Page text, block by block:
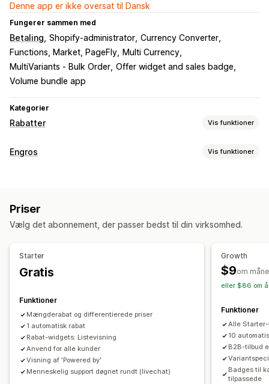
Denne app er ikke oversat til Dansk
Fungerer sammen med
Betaling Shopify-administrator Currency Converter
Functions, Market, PageFly
Multi Currency
MultiVariants ‑ Bulk Order Offer widget and sales badge
Volume bundle app
Kategorier
Rabatter Vis funktioner
Rabattyper
Masserabatter
Leveringspriser Rabatter i indkøbskurv
Tidsbegrænsede tilbud
Krydssalgsrabatter
Administration af rabatter
Masseredigering
Kampagner
Udløsere og regler
Kombinering af rabatter
Automatiseringer Målretning
Segmentering
Tagging
Analyser
Engros Vis funktioner
Differentieret prissætning
Login til engrossalg Kundetagging
Leveringsmuligheder
Priser
Vælg det abonnement, der passer bedst til din virksomhed.
Starter
Gratis
Funktioner
Mængderabat og differentierede priser
1 automatisk rabat
Rabat-widgets: Listevisning
Anvend for alle kunder
Visning af 'Powered by'
Menneskelig support døgnet rundt (livechat)
Growth
$9om
eller $86 om
Funktioner
Alle
10
B2B-tilbud
Badges til
tilpassede